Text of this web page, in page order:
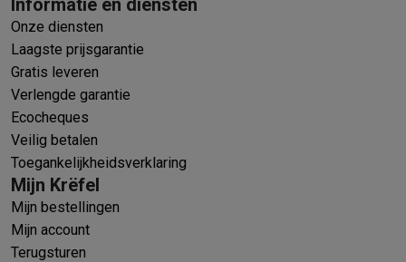
Onze diensten
Laagste prijsgarantie
Gratis leveren
Verlengde garantie
Ecocheques
Veilig betalen
Toegankelijkheidsverklaring
Mijn Krëfel
Mijn bestellingen
Mijn account
Terugsturen